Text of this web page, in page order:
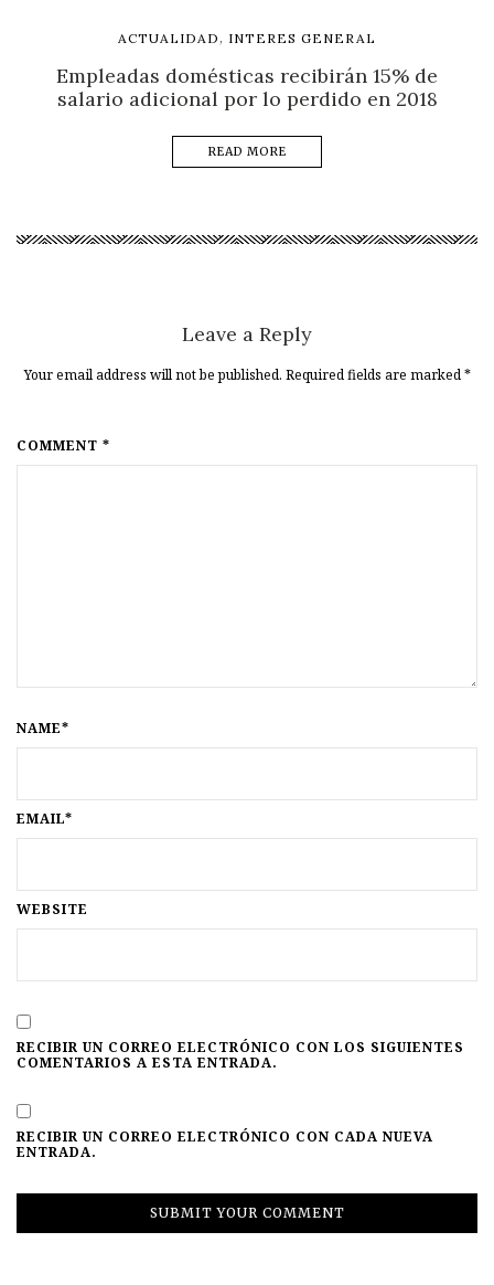
ACTUALIDAD , INTERES GENERAL
Empleadas domésticas recibirán 15% de
salario adicional por lo perdido en 2018
READ MORE
Leave a Reply
Your email address will not be published. Required fields are marked*
COMMENT *
NAME*
EMAIL*
WEBSITE
RECIBIR UN CORREO ELECTRÓNICO CON LOS SIGUIENTES
COMENTARIOS A ESTA ENTRADA.
RECIBIR UN CORREO ELECTRÓNICO CON CADA NUEVA
ENTRADA.